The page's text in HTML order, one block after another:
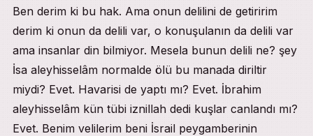
Ben derim ki bu hak. Ama onun delilini de getiririm
derim ki onun da delili var, o konuşulanın da delili var
ama insanlar din bilmiyor. Mesela bunun delili ne? şey
İsa aleyhisselâm normalde ölü bu manada diriltir
miydi? Evet. Havarisi de yaptı mı? Evet. İbrahim
aleyhisselâm kün tübi iznillah dedi kuşlar canlandı mı?
Evet. Benim velilerim beni İsrail peygamberinin